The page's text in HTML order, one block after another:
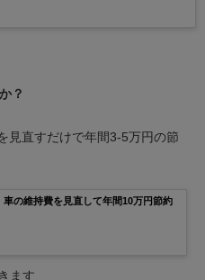
？
見直すだけで年間3-5万円の節
車の維持費を見直して年間10万円節約
ます